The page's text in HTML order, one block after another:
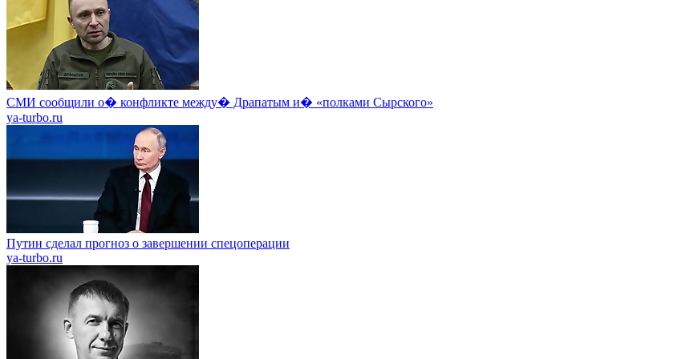
СМИ сообщили о� конфликте между� Драпатым и� «полками Сырского»
ya-turbo.ru
Путин сделал прогноз о завершении спецоперации
ya-turbo.ru